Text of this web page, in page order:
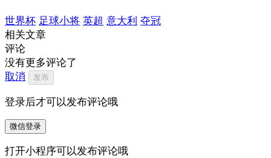
世界杯 足球小将 英超 意大利 夺冠
相关文章
评论
没有更多评论了
取消
发布
登录后才可以发布评论哦
微信登录
打开小程序可以发布评论哦